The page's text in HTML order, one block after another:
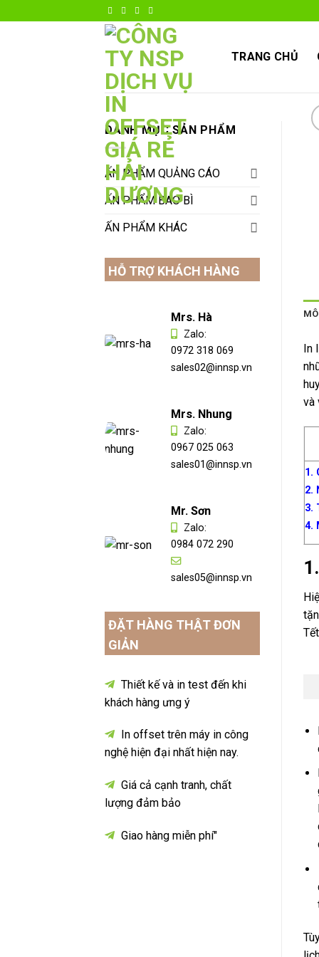
to
TRANG CHỦ
DANH MỤC SẢN PHẨM
ẤN PHẨM QUẢNG CÁO
ẤN PHẨM BAO BÌ
ẤN PHẨM KHÁC
HỖ TRỢ KHÁCH HÀNG
Mrs. Hà
Zalo:
0972 318 069
sales02@innsp.vn
Mrs. Nhung
Zalo:
0967 025 063
sales01@innsp.vn
Mr. Sơn
Zalo:
0984 072 290
sales05@innsp.vn
ĐẶT HÀNG THẬT ĐƠN
GIẢN
Thiết kế và in test đến khi
khách hàng ưng ý
In offset trên máy in công
nghệ hiện đại nhất hiện nay.
Giá cả cạnh tranh, chất
lượng đảm bảo
Giao hàng miễn phí"
In
và
1.
2.
3.
4.